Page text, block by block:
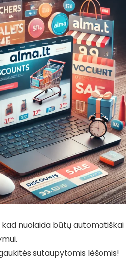
kad nuolaida būtų automatiškai
sutaupytomis lėšomis!